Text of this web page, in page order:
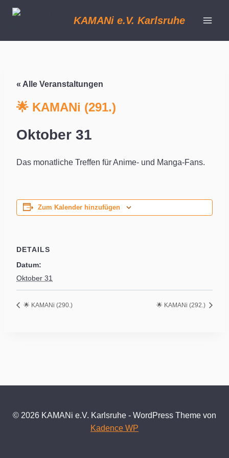
Zum
Inhalt
KAMANi e.V. Karlsruhe
« Alle Veranstaltungen
🌟 KAMANi (291.)
Oktober 31
Das monatliche Treffen für Anime- und Manga-Fans.
Zum Kalender hinzufügen
DETAILS
Datum:
Oktober 31
🌟 KAMANi (290.) 🌟 KAMANi (292.)
© 2026 KAMANi e.V. Karlsruhe - WordPress Theme von
Kadence WP